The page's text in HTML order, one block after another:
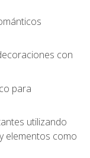
con
para
utilizando
elementos como